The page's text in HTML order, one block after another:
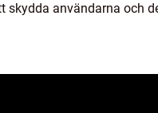
skydda användarna och